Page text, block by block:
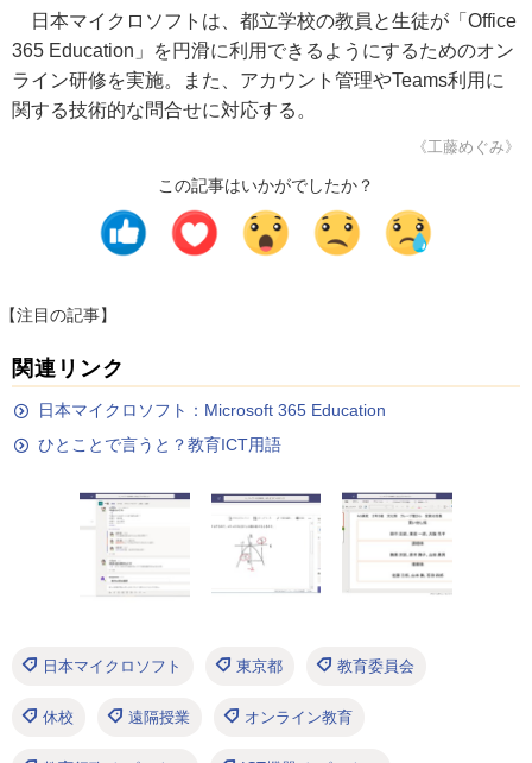
日本マイクロソフトは、都立学校の教員と生徒が「Office
365 Education」を円滑に利用できるようにするためのオン
ライン研修を実施。また、アカウント管理やTeams利用に
関する技術的な問合せに対応する。
《工藤めぐみ》
この記事はいかがでしたか？
【注目の記事】
関連リンク
日本マイクロソフト：Microsoft 365 Education
ひとことで言うと？教育ICT用語
日本マイクロソフト 東京都 教育委員会
休校 遠隔授業 オンライン教育